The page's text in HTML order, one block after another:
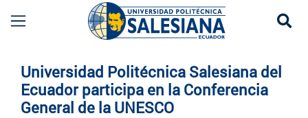
Universidad Politécnica Salesiana del
Ecuador participa en la Conferencia
General de la UNESCO